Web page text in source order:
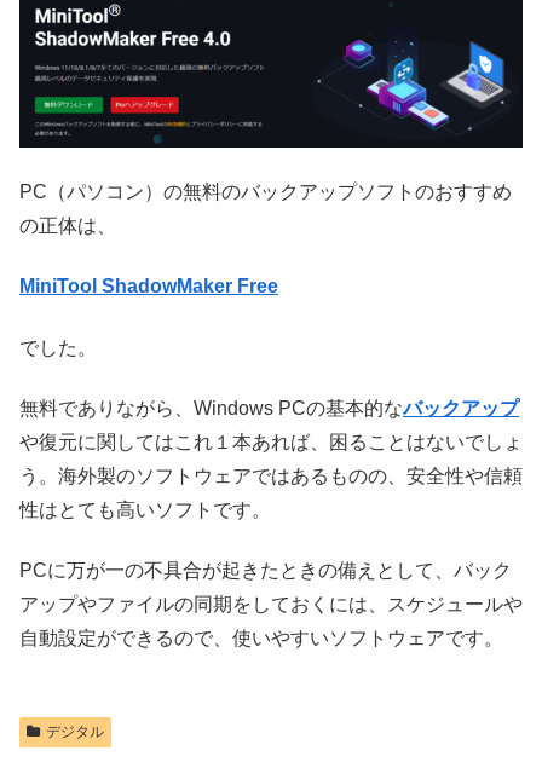
PC（パソコン）の無料のバックアップソフトのおすすめ
の正体は、
MiniTool ShadowMaker Free
でした。
無料でありながら、Windows PCの基本的なバックアップ
や復元に関してはこれ１本あれば、困ることはないでしょ
う。海外製のソフトウェアではあるものの、安全性や信頼
性はとても高いソフトです。
PCに万が一の不具合が起きたときの備えとして、バック
アップやファイルの同期をしておくには、スケジュールや
自動設定ができるので、使いやすいソフトウェアです。
デジタル